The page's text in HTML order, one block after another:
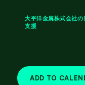
大平洋金属株式会社
支援
ADD TO